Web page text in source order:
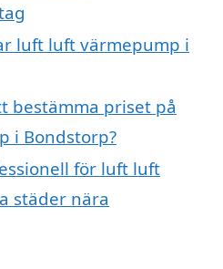
luft luft värmepump i
bestämma priset på
i Bondstorp?
för luft luft
städer nära